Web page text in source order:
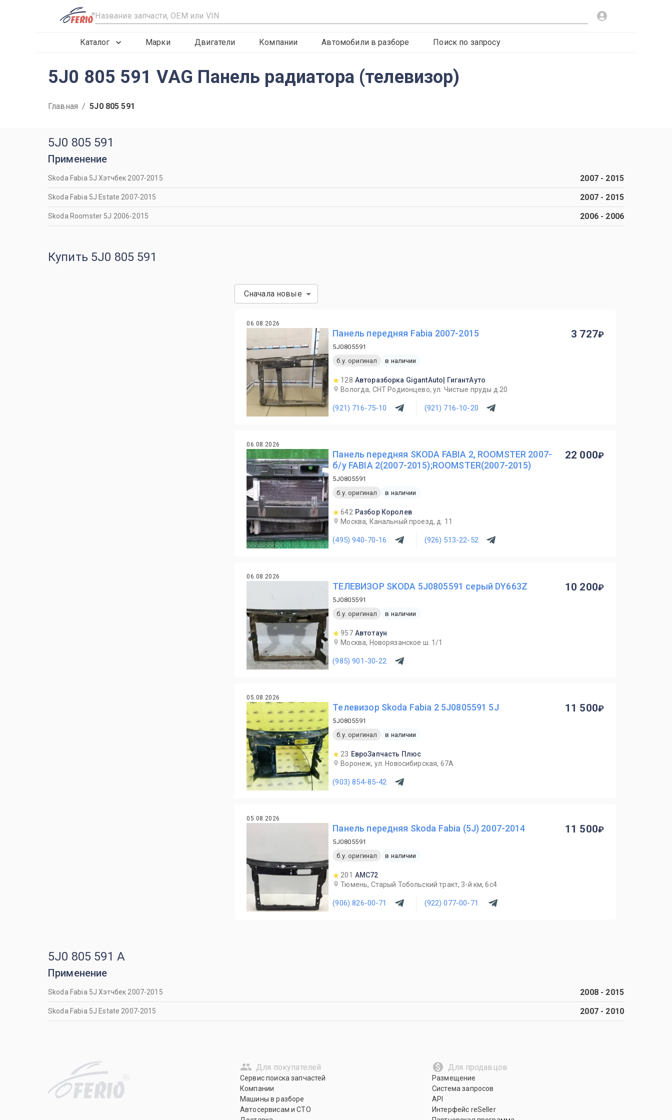
R
Каталог Марки Двигатели Компании Автомобили в разборе Поиск по запросу
5J0 805 591 VAG Панель радиатора (телевизор)
Главная / 5J0 805 591
5J0 805 591
Применение
Skoda Fabia 5J Хэтчбек 2007-2015 2007- 2015
Skoda Fabia 5J Estate 2007-2015 2007- 2015
Skoda Roomster 5J 2006-2015 2006- 2006
Купить 5J0 805 591
Сначала новые
06.08.2026
Панель передняя Fabia 2007-2015
5J0805591
б.у. оригинал
в наличии
128 Авторазборка GigantAuto| ГигантАуто
Вологда, СНТ Родионцево, ул. Чистые пруды д.20
(921) 716-75-10 (921) 716-10-20
3 727
06.08.2026
Панель передняя SKODA FABIA 2, ROOMSTER 2007-
б/у FABIA 2(2007-2015);ROOMSTER(2007-2015)
5J0805591
б.у. оригинал
в наличии
642 Разбор Королев
Москва, Канальный проезд, д. 11
(495) 940-70-16 (926) 513-22-52
22 000
06.08.2026
ТЕЛЕВИЗОР SKODA 5J0805591 серый DY663Z
5J0805591
б.у. оригинал
в наличии
957 Автотаун
Москва, Новорязанское ш. 1/1
(985) 901-30-22
10 200
05.08.2026
Телевизор Skoda Fabia 2 5J0805591 5J
5J0805591
б.у. оригинал
в наличии
23 ЕвроЗапчасть Плюс
Воронеж, ул. Новосибирская, 67А
(903) 854-85-42
11 500
05.08.2026
Панель передняя Skoda Fabia (5J) 2007-2014
5J0805591
б.у. оригинал
в наличии
201 AMC72
Тюмень, Старый Тобольский тракт, 3-й км, 6с4
(906) 826-00-71 (922) 077-00-71
11 500
5J0 805 591 A
Применение
Skoda Fabia 5J Хэтчбек 2007-2015 2008- 2015
Skoda Fabia 5J Estate 2007-2015 2007- 2010
R
Для покупателей
Сервис поиска запчастей
Компании
Машины в разборе
Автосервисам и СТО
Для продавцов
Размещение
Система запросов
API
Интерфейс reSeller